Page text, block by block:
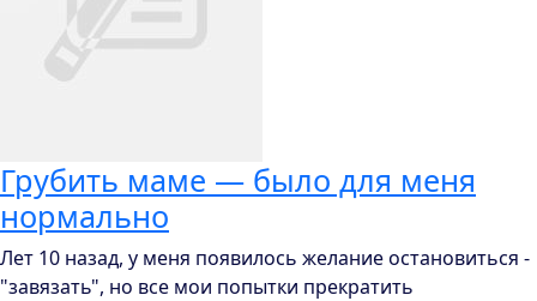
Грубить маме — было для меня
нормально
Лет 10 назад, у меня появилось желание остановиться -
"завязать", но все мои попытки прекратить